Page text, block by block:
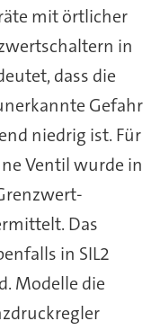
mit örtlicher
in
dass die
Gefahr
niedrig ist. Für
Ventil wurde in
Das
in SIL2
Modelle die